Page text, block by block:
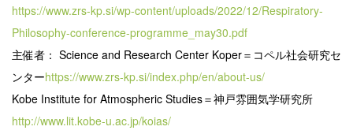
https://www.zrs-kp.si/wp-content/uploads/2022/12/Respiratory-
Philosophy-conference-programme_may30.pdf
主催者： Science and Research Center Koper＝コペル社会研究セ
ンターhttps://www.zrs-kp.si/index.php/en/about-us/
Kobe Institute for Atmospheric Studies＝神戸雰囲気学研究所
http://www.lit.kobe-u.ac.jp/koias/